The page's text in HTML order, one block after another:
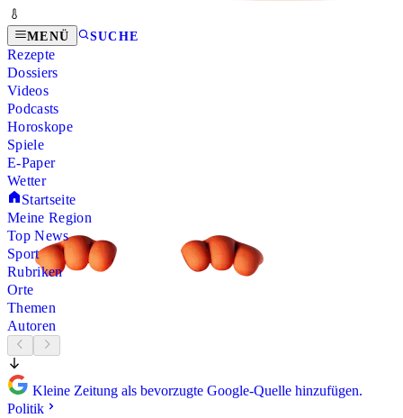
MENÜ SUCHE
Rezepte
Dossiers
Videos
Podcasts
Horoskope
Spiele
E-Paper
Wetter
Startseite
Meine Region
Top News
Sport
Rubriken
Orte
Themen
Autoren
Kleine Zeitung als bevorzugte Google-Quelle hinzufügen.
Politik